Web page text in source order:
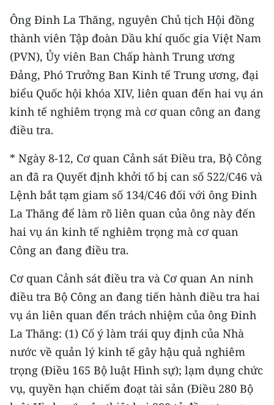
Media Y tế
Media Khoa học - Công nghệ
Media Môi trường
Ảnh
TIN MỚI
TIN ĐỊA PHƯƠNG
Trung du và miền núi phía Bắc
Bắc Trung Bộ
Duyên hải Nam Trung Bộ và Tây
Nguyên
Đông Nam Bộ
Đồng bằng sông Cửu Long
Ông Đinh La Thăng, nguyên Chủ tịch Hội đồng
thành viên Tập đoàn Dầu khí quốc gia Việt Nam
(PVN), Ủy viên Ban Chấp hành Trung ương
Đảng, Phó Trưởng Ban Kinh tế Trung ương, đại
biểu Quốc hội khóa XIV, liên quan đến hai vụ án
kinh tế nghiêm trọng mà cơ quan công an đang
điều tra.
* Ngày 8-12, Cơ quan Cảnh sát Điều tra, Bộ Công
an đã ra Quyết định khởi tố bị can số 522/C46 và
Lệnh bắt tạm giam số 134/C46 đối với ông Đinh
La Thăng để làm rõ liên quan của ông này đến
hai vụ án kinh tế nghiêm trọng mà cơ quan
Công an đang điều tra.
Cơ quan Cảnh sát điều tra và Cơ quan An ninh
điều tra Bộ Công an đang tiến hành điều tra hai
vụ án liên quan đến trách nhiệm của ông Đinh
La Thăng: (1) Cố ý làm trái quy định của Nhà
nước về quản lý kinh tế gây hậu quả nghiêm
trọng (Điều 165 Bộ luật Hình sự); lạm dụng chức
vụ, quyền hạn chiếm đoạt tài sản (Điều 280 Bộ